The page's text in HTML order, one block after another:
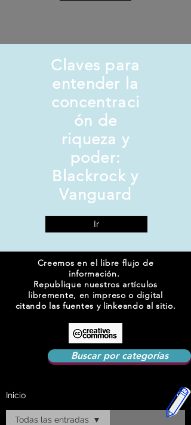
Claves para
entender la
concentraci
ón de
riqueza y
poder:
Blackrock y
Vanguard
Ir
Creemos en el libre flujo de
información.
Republique nuestros artículos
libremente, en impreso o digital
citando las fuentes y linkeando al sitio.
Buscar por categorías
Inicio
Todas las entradas